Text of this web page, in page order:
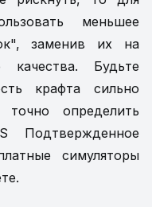
меньшее
заменив их на
Будьте
крафта сильно
определить
Подтвержденное
симуляторы